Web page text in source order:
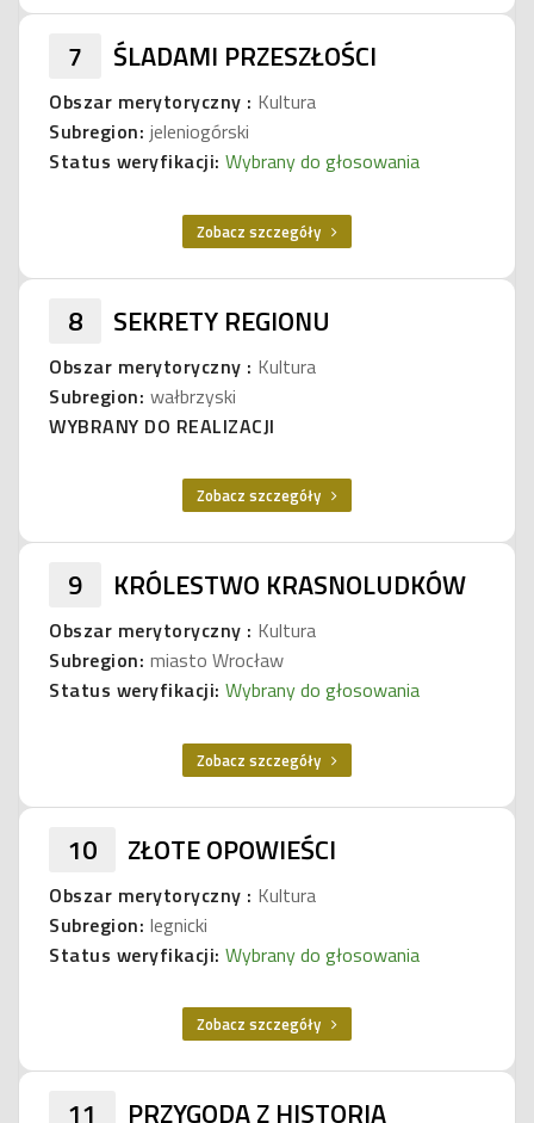
7 ŚLADAMI PRZESZŁOŚCI
Obszar merytoryczny : Kultura
Subregion: jeleniogórski
Status weryfikacji: Wybrany do głosowania
Zobacz szczegóły
8 SEKRETY REGIONU
Obszar merytoryczny : Kultura
Subregion: wałbrzyski
WYBRANY DO REALIZACJI
Zobacz szczegóły
9 KRÓLESTWO KRASNOLUDKÓW
Obszar merytoryczny : Kultura
Subregion: miasto Wrocław
Status weryfikacji: Wybrany do głosowania
Zobacz szczegóły
10 ZŁOTE OPOWIEŚCI
Obszar merytoryczny : Kultura
Subregion: legnicki
Status weryfikacji: Wybrany do głosowania
Zobacz szczegóły
11 PRZYGODA Z HISTORIĄ